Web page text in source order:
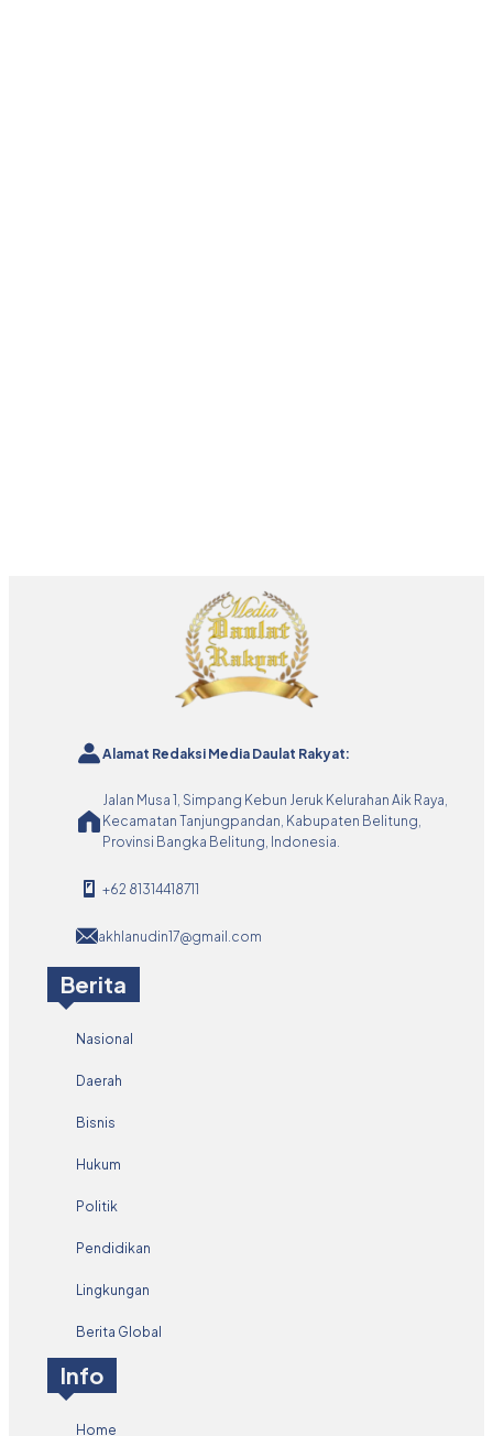
Alamat Redaksi Media Daulat Rakyat:
Jalan Musa 1, Simpang Kebun Jeruk Kelurahan Aik Raya,
Kecamatan Tanjungpandan, Kabupaten Belitung,
Provinsi Bangka Belitung, Indonesia.
+62 81314418711
akhlanudin17@gmail.com
Berita
Nasional
Daerah
Bisnis
Hukum
Politik
Pendidikan
Lingkungan
Berita Global
Info
Home